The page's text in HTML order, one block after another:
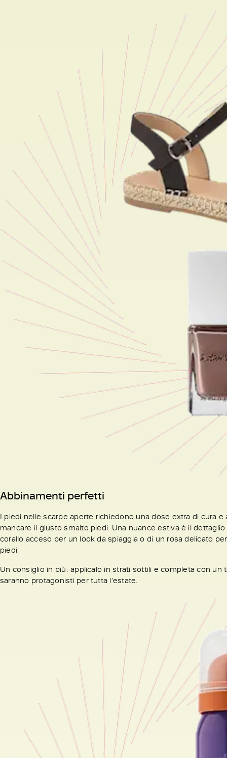
Abbinamenti perfetti
I piedi nelle scarpe aperte richiedono una dose extra di cura
mancare il giusto smalto piedi. Una nuance estiva è il
corallo acceso per un look da spiaggia o di un rosa delicato
piedi.
Un consiglio in più: applicalo in strati sottili e completa con
saranno protagonisti per tutta l’estate.